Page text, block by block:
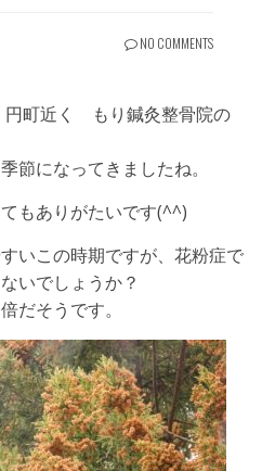
NO COMMENTS
町近く もり鍼灸整骨院の
節になってきましたね。
もありがたいです(^^)
いこの時期ですが、花粉症で
いでしょうか？
だそうです。